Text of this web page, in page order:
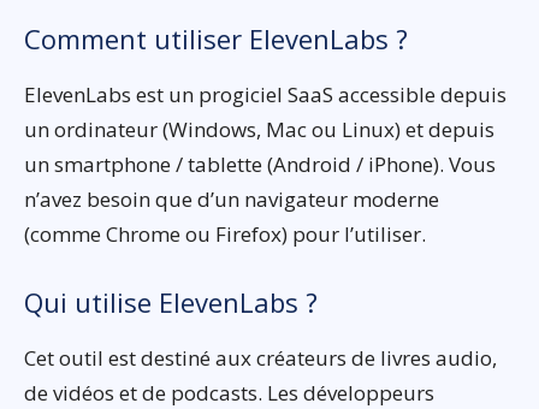
Comment utiliser ElevenLabs ?
ElevenLabs est un progiciel SaaS accessible depuis
un ordinateur (Windows, Mac ou Linux) et depuis
un smartphone / tablette (Android / iPhone). Vous
n’avez besoin que d’un navigateur moderne
(comme Chrome ou Firefox) pour l’utiliser.
Qui utilise ElevenLabs ?
Cet outil est destiné aux créateurs de livres audio,
de vidéos et de podcasts. Les développeurs